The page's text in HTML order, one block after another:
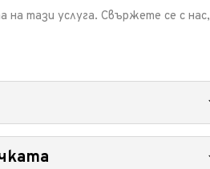
на тази услуга. Свържете се с нас,